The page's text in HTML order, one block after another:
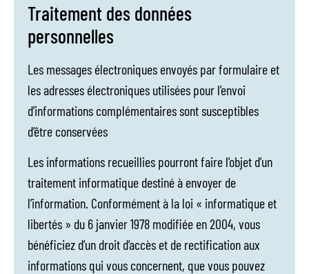
Traitement des données
personnelles
Les messages électroniques envoyés par formulaire et
les adresses électroniques utilisées pour l’envoi
d’informations complémentaires sont susceptibles
d’être conservées
Les informations recueillies pourront faire l’objet d’un
traitement informatique destiné à envoyer de
l’information. Conformément à la loi « informatique et
libertés » du 6 janvier 1978 modifiée en 2004, vous
bénéficiez d’un droit d’accès et de rectification aux
informations qui vous concernent, que vous pouvez